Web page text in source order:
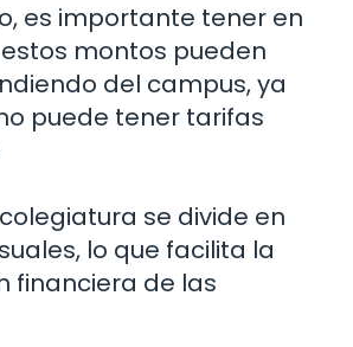
es importante tener en
montos pueden
del campus, ya
puede tener tarifas
se divide en
lo que facilita la
financiera de las